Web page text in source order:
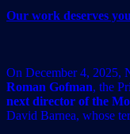
Our work deserves
On December 4, 2025,
Roman Gofman, the
next director of the
David Barnea, whose